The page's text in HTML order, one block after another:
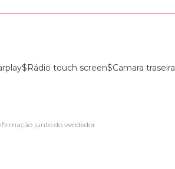
touch screen$Camara traseira
junto do vendedor.